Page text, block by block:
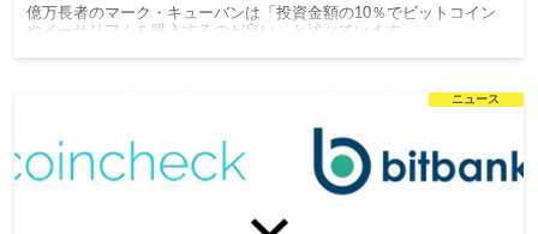
億万長者のマーク・キューバンは「投資金額の10％でビットコイン
やイーサリアムを購入するのが良い」と述べています。
ニュース